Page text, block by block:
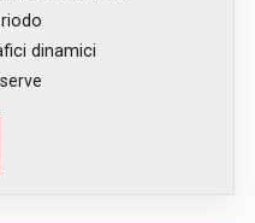
dinamici